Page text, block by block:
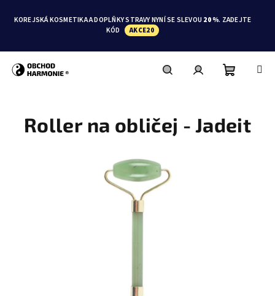
KOREJSKÁ KOSMETIKA A DOPLŇKY STRAVY NYNÍ SE SLEVOU 20 %. ZADEJTE
KÓD
AKCE20
košík
Roller na obličej - Jadeit